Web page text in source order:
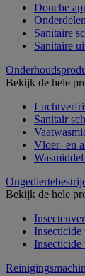
Douche
Sanitaire
Sanitaire
Bekijk de hele
Sanitair
Vloer- en
Bekijk de hele
Insecticide
Insecticide